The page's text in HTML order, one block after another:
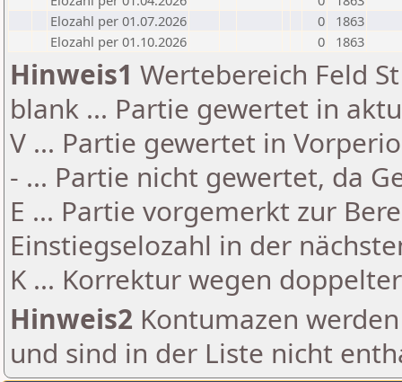
Elozahl per 01.07.2026
0
1863
Elozahl per 01.10.2026
0 1863
Hinweis1 Wertebereich Feld
blank ... Partie gewertet in
V ... Partie gewertet in
- ... Partie nicht gewertet, da
E ... Partie vorgemerkt zur
Einstiegselozahl in der
K ... Korrektur wegen
Hinweis2 Kontumazen
und sind in der Liste nicht